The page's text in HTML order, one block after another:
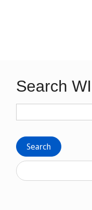
Search
Search